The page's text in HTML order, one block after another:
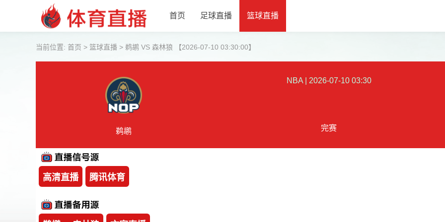
首页 足球直播 篮球直播
当前位置: 首页 > 篮球直播 > 鹈鹕 VS 森林狼 【2026-07-10 03:30:00】
鹈鹕
NBA 2026-07-10 03:30
完赛
高清直播 腾讯体育